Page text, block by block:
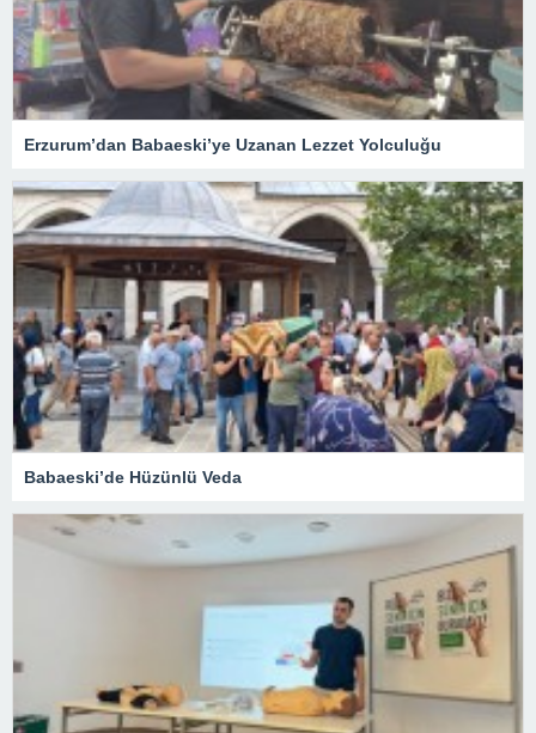
Erzurum’dan Babaeski’ye Uzanan Lezzet Yolculuğu
Babaeski’de Hüzünlü Veda